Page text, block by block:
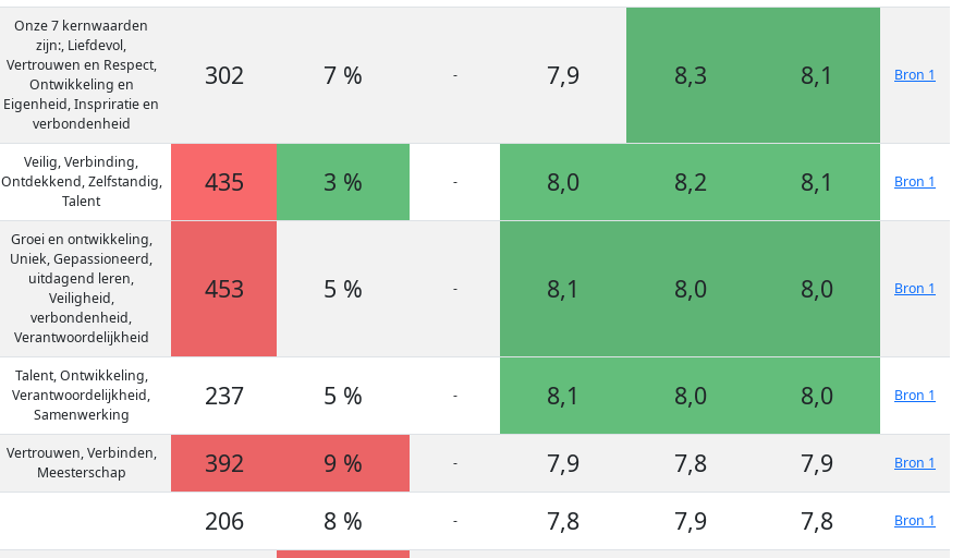
Onze 7 kernwaarden
zijn:, Liefdevol,
Vertrouwen en Respect,
Ontwikkeling en
Eigenheid, Inspriratie en
verbondenheid
302 7 % - 7,9 8,3 8,1 Bron 1
Veilig, Verbinding,
Ontdekkend, Zelfstandig,
Talent
435 3 % - 8,0 8,2 8,1 Bron 1
Groei en ontwikkeling,
Uniek, Gepassioneerd,
uitdagend leren,
Veiligheid,
verbondenheid,
Verantwoordelijkheid
453 5 % - 8,1 8,0 8,0 Bron 1
Talent, Ontwikkeling,
Verantwoordelijkheid,
Samenwerking
237 5 % - 8,1 8,0 8,0 Bron 1
Vertrouwen, Verbinden,
Meesterschap
392 9 % - 7,9 7,8 7,9 Bron 1
206 8 % - 7,8 7,9 7,8 Bron 1